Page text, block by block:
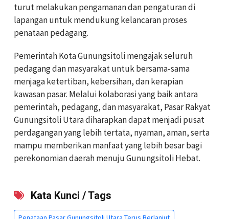
turut melakukan pengamanan dan pengaturan di
lapangan untuk mendukung kelancaran proses
penataan pedagang.
Pemerintah Kota Gunungsitoli mengajak seluruh
pedagang dan masyarakat untuk bersama-sama
menjaga ketertiban, kebersihan, dan kerapian
kawasan pasar. Melalui kolaborasi yang baik antara
pemerintah, pedagang, dan masyarakat, Pasar Rakyat
Gunungsitoli Utara diharapkan dapat menjadi pusat
perdagangan yang lebih tertata, nyaman, aman, serta
mampu memberikan manfaat yang lebih besar bagi
perekonomian daerah menuju Gunungsitoli Hebat.
Kata Kunci / Tags